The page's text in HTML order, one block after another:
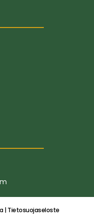
| Tietosuojaseloste